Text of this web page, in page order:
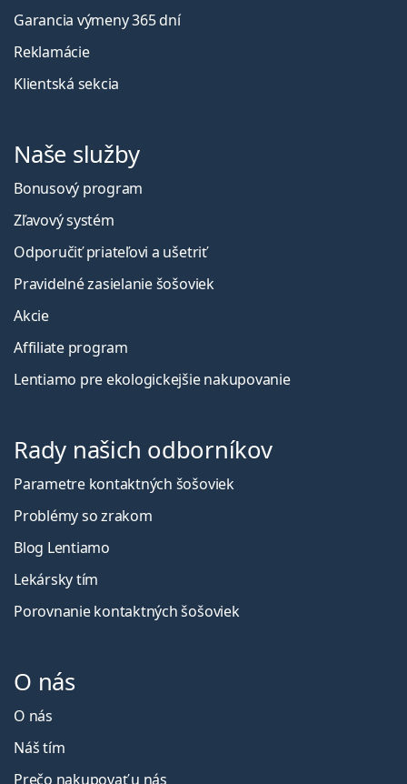
Garancia výmeny 365 dní
Reklamácie
Klientská sekcia
Naše služby
Bonusový program
Zľavový systém
Odporučiť priateľovi a ušetriť
Pravidelné zasielanie šošoviek
Akcie
Affiliate program
Lentiamo pre ekologickejšie nakupovanie
Rady našich odborníkov
Parametre kontaktných šošoviek
Problémy so zrakom
Blog Lentiamo
Lekársky tím
Porovnanie kontaktných šošoviek
O nás
O nás
Náš tím
Prečo nakupovať u nás